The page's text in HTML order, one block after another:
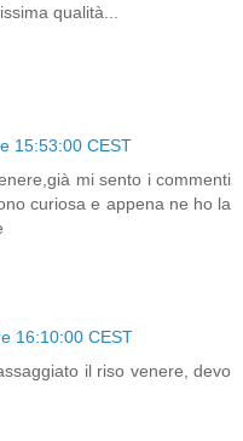
qualità...
15:53:00 CEST
mi sento i commenti
curiosa e appena ne ho la
16:10:00 CEST
il riso venere, devo